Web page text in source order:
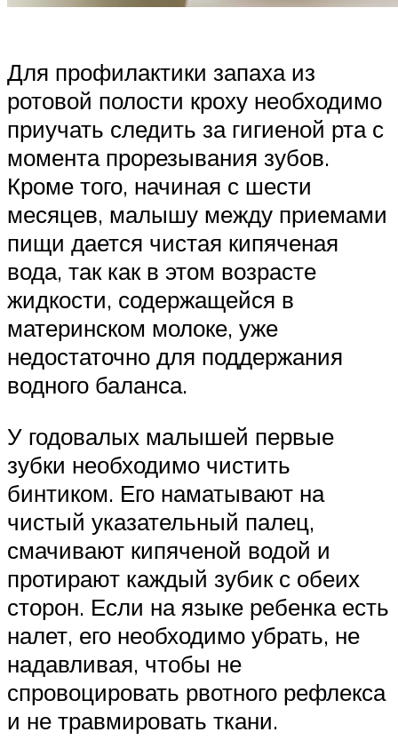
Для профилактики запаха из
ротовой полости кроху необходимо
приучать следить за гигиеной рта с
момента прорезывания зубов.
Кроме того, начиная с шести
месяцев, малышу между приемами
пищи дается чистая кипяченая
вода, так как в этом возрасте
жидкости, содержащейся в
материнском молоке, уже
недостаточно для поддержания
водного баланса.
У годовалых малышей первые
зубки необходимо чистить
бинтиком. Его наматывают на
чистый указательный палец,
смачивают кипяченой водой и
протирают каждый зубик с обеих
сторон. Если на языке ребенка есть
налет, его необходимо убрать, не
надавливая, чтобы не
спровоцировать рвотного рефлекса
и не травмировать ткани.